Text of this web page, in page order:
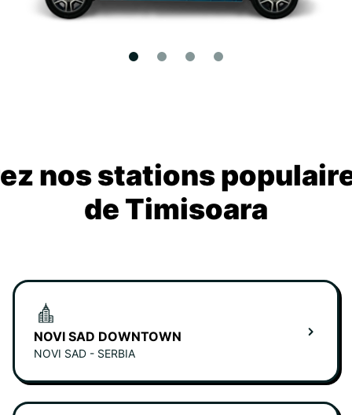
nos stations
de Timisoara
NOVI SAD DOWNTOWN
NOVI SAD - SERBIA